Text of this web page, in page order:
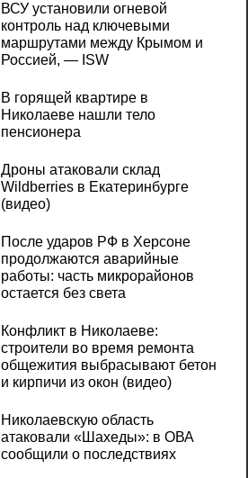
ВСУ установили огневой
контроль над ключевыми
маршрутами между Крымом и
Россией, — ISW
В горящей квартире в
Николаеве нашли тело
пенсионера
Дроны атаковали склад
Wildberries в Екатеринбурге
(видео)
После ударов РФ в Херсоне
продолжаются аварийные
работы: часть микрорайонов
остается без света
Конфликт в Николаеве:
строители во время ремонта
общежития выбрасывают бетон
и кирпичи из окон (видео)
Николаевскую область
атаковали «Шахеды»: в ОВА
сообщили о последствиях